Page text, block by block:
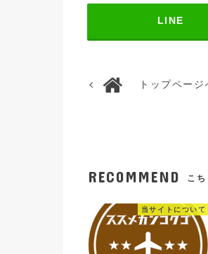
LINE
トップページ
RECOMMEND こち
当サイトについて